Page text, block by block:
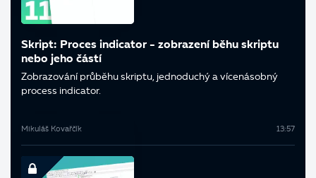
Skript: Proces indicator - zobrazení běhu skriptu
nebo jeho částí
Zobrazování průběhu skriptu, jednoduchý a vícenásobný
process indicator.
Mikuláš Kovařčík 13:57